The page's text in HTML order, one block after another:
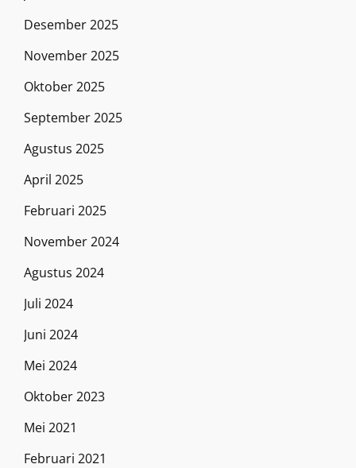
Desember 2025
November 2025
Oktober 2025
September 2025
Agustus 2025
April 2025
Februari 2025
November 2024
Agustus 2024
Juli 2024
Juni 2024
Mei 2024
Oktober 2023
Mei 2021
Februari 2021